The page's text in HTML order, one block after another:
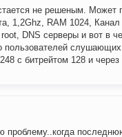
не решеным. Может
1,2Ghz, RAM 1024,
DNS серверы и вот в
пользователей
с битрейтом 128 и через
проблему..когда